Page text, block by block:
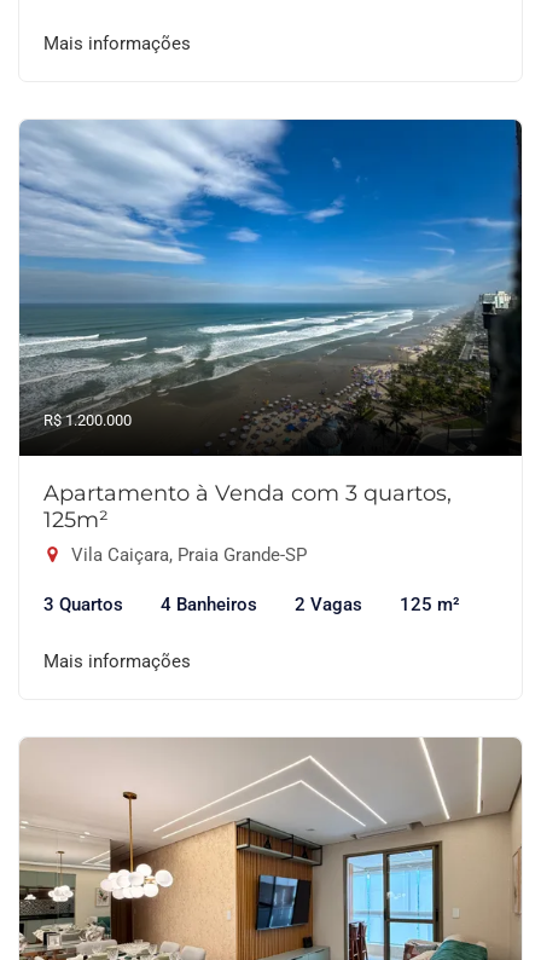
Mais informações
R$ 1.200.000
Apartamento à Venda com 3 quartos,
125m²
Vila Caiçara, Praia Grande-SP
3 Quartos 4 Banheiros 2 Vagas 125 m²
Mais informações